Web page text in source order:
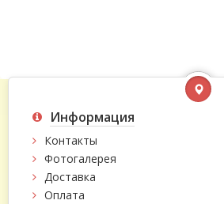
Информация
Контакты
Фотогалерея
Доставка
Оплата